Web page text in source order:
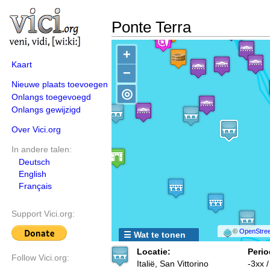
Kaart
Nieuwe plaats toevoegen
Onlangs toegevoegd
Onlangs gewijzigd
Over Vici.org
In andere talen:
Deutsch
English
Français
Support Vici.org:
Follow Vici.org:
Ponte Terra
+
−
©
◎
☰ Wat te tonen
Locatie:
Italië, San Vittorino
-3xx